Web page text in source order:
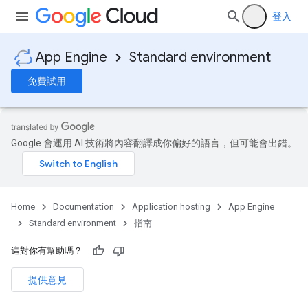
登入
App Engine Standard environment
免費試用
Google 會運用 AI 技術將內容翻譯成你偏好的語言，但可能會出錯。
Home Documentation Application hosting
App Engine
Standard environment
指南
這對你有幫助嗎？
提供意見